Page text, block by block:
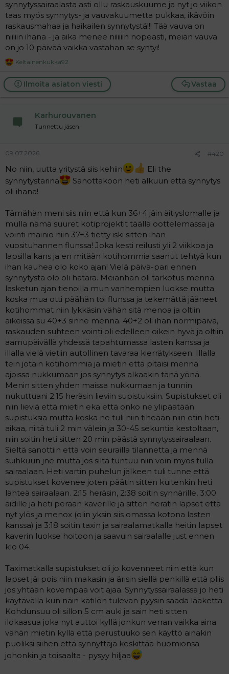
synnytyssairaalasta asti ollu raskauskuume ja nyt jo viikon
taas myös synnytys- ja vauvakuumetta pukkaa, ikävöin
raskausmahaa ja haikailen synnytystä!!! Tää vauva on
niiiiin ihana - ja aika menee niiiiiin nopeasti, meiän vauva
on jo 10 päivää vaikka vastahan se syntyi!
R
a
c
t
Keltainenkukka92
Vastaa
Ilmoita asiaton viesti
Karhurouvanen
Tunnettu jäsen
09.07.2026 #420
No niin, uutta yritystä siis kehiin
Eli the
synnytystarina
Sanottakoon heti alkuun että synnytys
oli ihana!
Tämähän meni siis niin että kun 36+4 jäin äitiyslomalle ja
mulla nämä suuret kotiprojektit täällä oottelemassa ja
vointi mainio niin 37+3 tietty iski sitten ihan
vuosituhannen flunssa! Joka kesti reilusti yli 2 viikkoa ja
lapsilla kans ja en mitään kotihommia saanut tehtyä kun
ihan kauhea olo koko ajan! Vielä päivä-pari ennen
synnytystä olo oli hatara. Meiänhän oli tarkotus mennä
lasketun ajan tienoilla mun vanhempien luokse mutta
koska mua otti päähän toi flunssa ja tekemättä jääneet
kotihommat niin lykkäsin vähän sitä menoa ja oltiin
aikeissa su 40+3 sinne mennä. 40+2 oli ihan normipäivä,
raskauden suhteen vointi oli edelleen oikein hyvä ja oltiin
aamupäivällä yhdessä tapahtumassa lasten kanssa ja
illalla vielä vietiin autollinen tavaraa kierrätykseen. Illalla
tein jotain kotihommia ja mietin että pitäisi mennä
ajoissa nukkumaan jos synnytys alkaakin tänä yönä.
Menin sitten yhden maissa nukkumaan ja tunnin
nukuttuani 2:15 heräsin lieviin supistuksiin. Supistukset oli
niin lieviä että mietin eka että onko ne ylipäätään
supistuksia mutta koska ne tuli niin tiheään niin otin heti
aikaa, niitä tuli 2 min välein ja 30-45 sekuntia kestoltaan,
niin soitin heti sitten 20 min päästä synnytyssairaalaan.
Sieltä sanottiin että voin seurailla tilannetta ja mennä
suihkuun jne mutta jos siltä tuntuu niin voin myös tulla
sairaalaan. Heti vartin puhelun jälkeen tuli tunne että
supistukset kovenee joten päätin sitten kuitenkin heti
lähteä sairaalaan. 2:15 heräsin, 2:38 soitin synnärille, 3:00
äidille ja heti perään kaverille ja sitten herätin lapset että
nyt ylös ja menox (olin yksin siis omassa kotona lasten
kanssa) ja 3:18 soitin taxin ja sairaalamatkalla heitin lapset
kaverin luokse hoitoon ja saavuin sairaalalle just ennen
klo 04.
Taximatkalla supistukset oli jo kovenneet niin että kun
lapset jäi pois niin makasin ja ärisin siellä penkillä että pliis
jos yhtään kovempaa voit ajaa. Synnytyssairaalassa jo heti
käytävällä kun näin kätilön tulevan pyysin saada lääkettä.
Kohdunsuu oli sillon 5 cm auki ja sain heti sitten
ilokaasua joka nyt auttoi kyllä jonkun verran vaikka aina
vähän mietin kyllä että perustuuko sen käyttö ainakin
puoliksi siihen että synnyttäjä keskittää huomionsa
johonkin ja toisaalta - pysyy hiljaa